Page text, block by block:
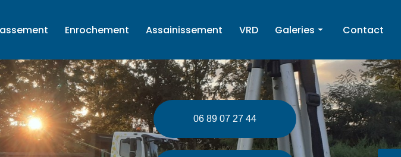
Enrochement Assainissement VRD Galeries
Terrassement
Enrochement
Assainissement
VRD
Contact
06 89 07 27 44